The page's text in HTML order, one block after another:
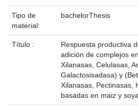
Tipo de
material:
bachelorThesis
Título :
Respuesta productiva
adición de complejos
Xilanasas, Celulasas,
Galactosisadasa) y
Xilanasas, Pectinasas,
basadas en maiz y soya